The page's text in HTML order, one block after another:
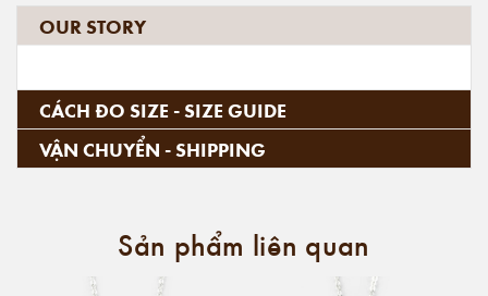
OUR STORY
CÁCH ĐO SIZE - SIZE GUIDE
VẬN CHUYỂN - SHIPPING
Sản phẩm liên quan